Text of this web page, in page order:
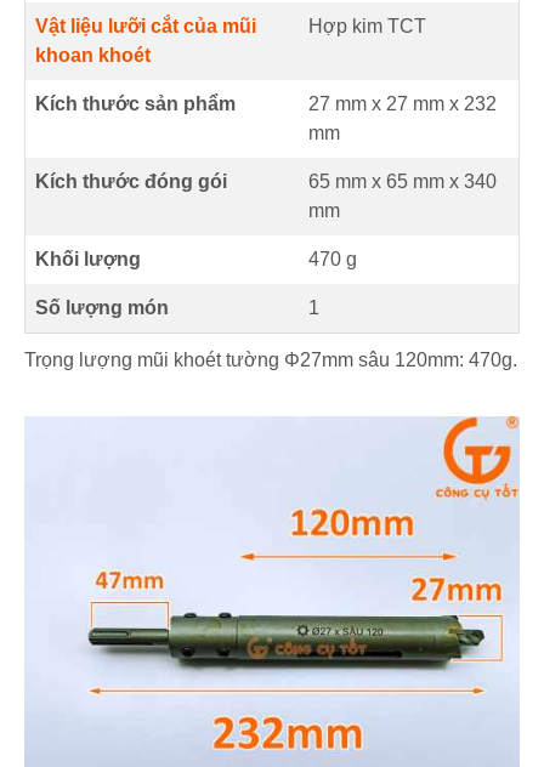
Vật liệu lưỡi cắt của mũi
khoan khoét
Hợp kim TCT
Kích thước sản phẩm 27 mm x 27 mm x 232
mm
Kích thước đóng gói
65 mm x 65 mm x 340
mm
Khối lượng 470 g
Số lượng món 1
Trọng lượng mũi khoét tường Φ27mm sâu 120mm: 470g.